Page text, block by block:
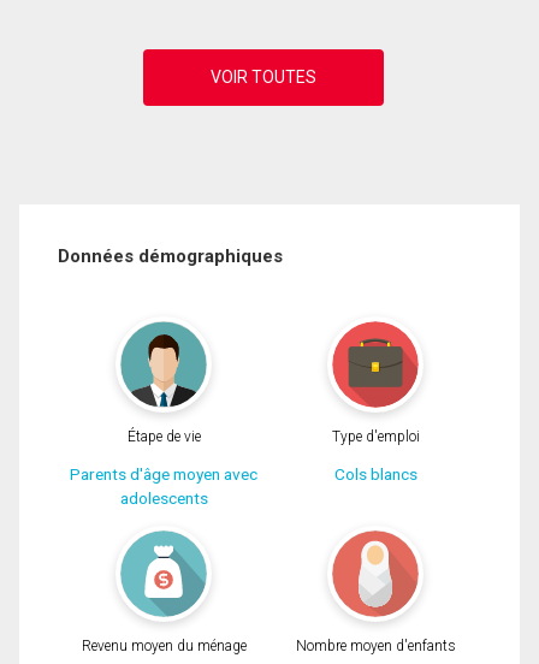
Données démographiques
Étape de vie
Parents d'âge moyen avec
adolescents
Type d'emploi
Cols blancs
Revenu moyen du ménage Nombre moyen d'enfants